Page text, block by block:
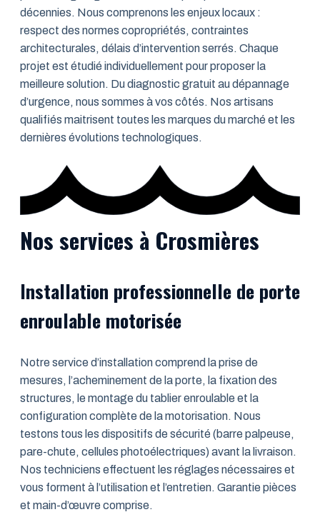
décennies. Nous comprenons les enjeux locaux :
respect des normes copropriétés, contraintes
architecturales, délais d’intervention serrés. Chaque
projet est étudié individuellement pour proposer la
meilleure solution. Du diagnostic gratuit au dépannage
d’urgence, nous sommes à vos côtés. Nos artisans
qualifiés maitrisent toutes les marques du marché et les
dernières évolutions technologiques.
Nos services à Crosmières
Installation professionnelle de porte
enroulable motorisée
Notre service d’installation comprend la prise de
mesures, l’acheminement de la porte, la fixation des
structures, le montage du tablier enroulable et la
configuration complète de la motorisation. Nous
testons tous les dispositifs de sécurité (barre palpeuse,
pare-chute, cellules photoélectriques) avant la livraison.
Nos techniciens effectuent les réglages nécessaires et
vous forment à l’utilisation et l’entretien. Garantie pièces
et main-d’œuvre comprise.